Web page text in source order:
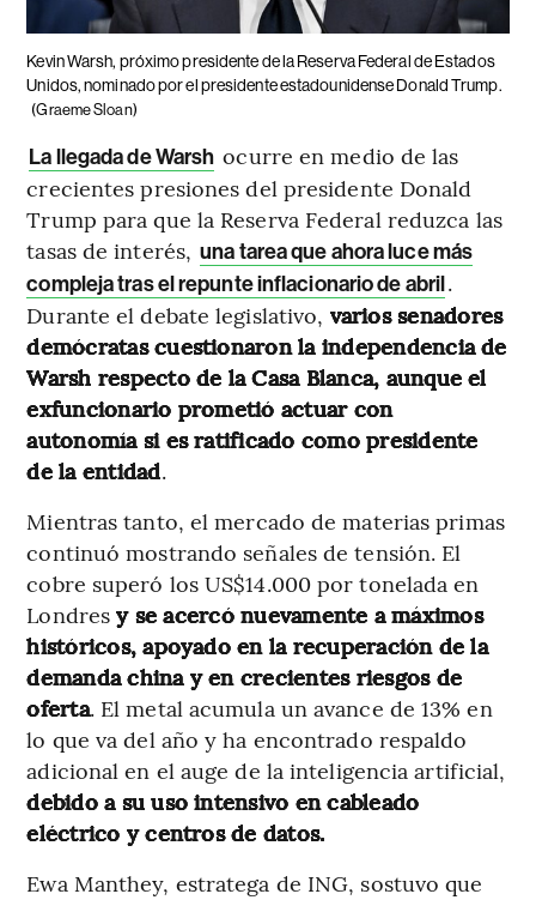
Kevin Warsh, próximo presidente de la Reserva Federal de Estados
Unidos, nominado por el presidente estadounidense Donald Trump.
(Graeme Sloan)
La llegada de Warsh ocurre en medio de las
crecientes presiones del presidente Donald
Trump para que la Reserva Federal reduzca las
tasas de interés, una tarea que ahora luce más
compleja tras el repunte inflacionario de abril.
Durante el debate legislativo, varios senadores
demócratas cuestionaron la independencia de
Warsh respecto de la Casa Blanca, aunque el
exfuncionario prometió actuar con
autonomía si es ratificado como presidente
de la entidad.
Mientras tanto, el mercado de materias primas
continuó mostrando señales de tensión. El
cobre superó los US$14.000 por tonelada en
Londresy se acercó nuevamente a máximos
históricos, apoyado en la recuperación de la
demanda china y en crecientes riesgos de
oferta. El metal acumula un avance de 13% en
lo que va del año y ha encontrado respaldo
adicional en el auge de la inteligencia artificial,
debido a su uso intensivo en cableado
eléctrico y centros de datos.
Ewa Manthey, estratega de ING, sostuvo que